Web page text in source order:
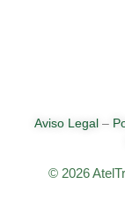
Aviso Legal –
© 2026